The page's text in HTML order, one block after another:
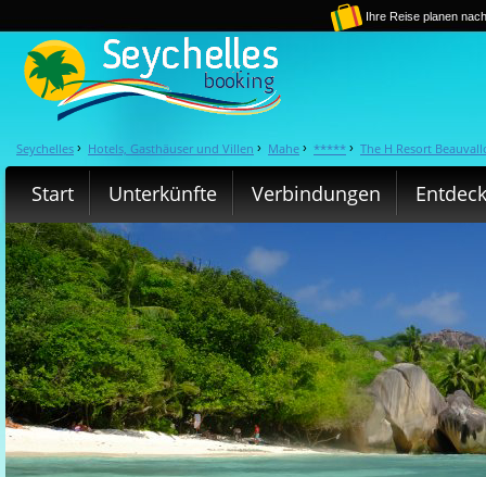
Ihre Reise planen
Seychelles › Hotels, Gasthäuser und Villen › Mahe › ***** › The H Resort
Start Unterkünfte Verbindungen